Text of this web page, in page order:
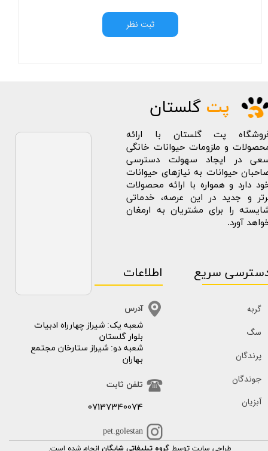
ثبت نظر
پت گلستان
پت گلستان با ارائه
و ملزومات حیوانات خانگی
در ایجاد سهولت دسترسی
حیوانات به نیازهای حیوانات
دارد و همواره با ارائه محصولات
و جدید در این عرصه، خدماتی
را برای مشتریان به ارمغان
آورد.
سریع
گربه
سگ
پرندگان
جوندگان
آبزیان
​​شعبه یک: شیراز چهارراه ادبیات
بلوار گلستان
شعبه دو: شیراز ستارخان مجتمع
بهاران
اطلاعات
آدرس
تلفن ثابت
07137340074
pet.golestan